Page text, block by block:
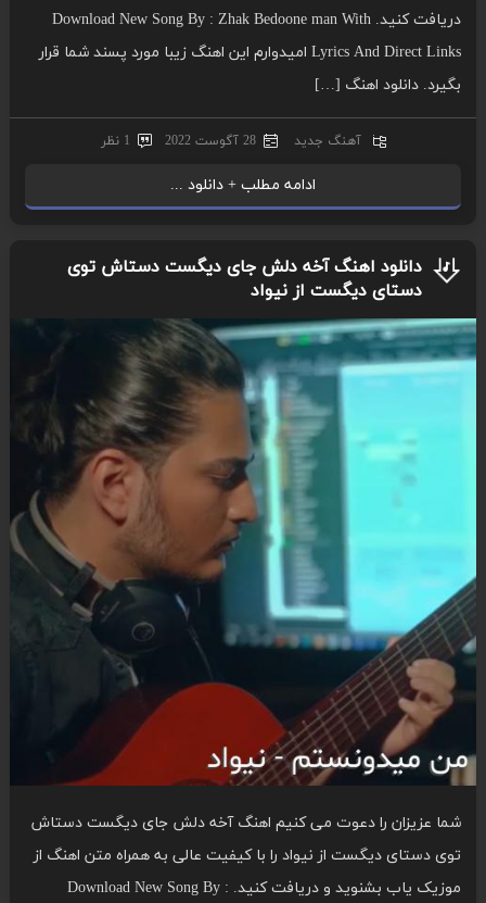
دریافت کنید. Download New Song By : Zhak Bedoone man With
Lyrics And Direct Links امیدوارم این اهنگ زیبا مورد پسند شما قرار
بگیرد. دانلود اهنگ […]
آهنگ جدید 28 آگوست 2022 1 نظر
ادامه مطلب + دانلود ...
دانلود اهنگ آخه دلش جای دیگست دستاش توی
دستای دیگست از نیواد
شما عزیزان را دعوت می کنیم اهنگ آخه دلش جای دیگست دستاش
توی دستای دیگست از نیواد را با کیفیت عالی به همراه متن اهنگ از
موزیک یاب بشنوید و دریافت کنید. Download New Song By :